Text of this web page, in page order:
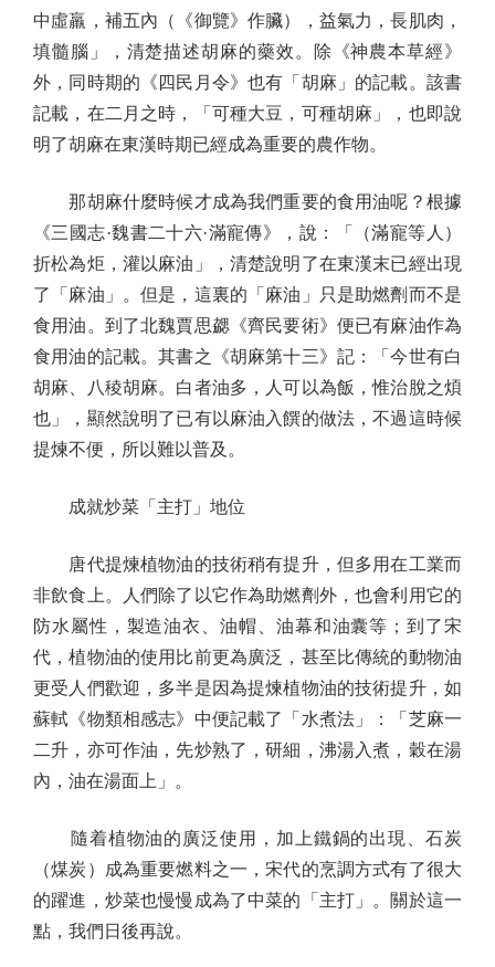
中虛羸，補五內（《御覽》作臟），益氣力，長肌肉，
填髓腦」，清楚描述胡麻的藥效。除《神農本草經》
外，同時期的《四民月令》也有「胡麻」的記載。該書
記載，在二月之時，「可種大豆，可種胡麻」，也即說
明了胡麻在東漢時期已經成為重要的農作物。
那胡麻什麼時候才成為我們重要的食用油呢？根據
《三國志·魏書二十六·滿寵傳》，說：「（滿寵等人）
折松為炬，灌以麻油」，清楚說明了在東漢末已經出現
了「麻油」。但是，這裏的「麻油」只是助燃劑而不是
食用油。到了北魏賈思勰《齊民要術》便已有麻油作為
食用油的記載。其書之《胡麻第十三》記：「今世有白
胡麻、八稜胡麻。白者油多，人可以為飯，惟治脫之煩
也」，顯然說明了已有以麻油入饌的做法，不過這時候
提煉不便，所以難以普及。
成就炒菜「主打」地位
唐代提煉植物油的技術稍有提升，但多用在工業而
非飲食上。人們除了以它作為助燃劑外，也會利用它的
防水屬性，製造油衣、油帽、油幕和油囊等；到了宋
代，植物油的使用比前更為廣泛，甚至比傳統的動物油
更受人們歡迎，多半是因為提煉植物油的技術提升，如
蘇軾《物類相感志》中便記載了「水煮法」：「芝麻一
二升，亦可作油，先炒熟了，研細，沸湯入煮，穀在湯
內，油在湯面上」。
隨着植物油的廣泛使用，加上鐵鍋的出現、石炭
（煤炭）成為重要燃料之一，宋代的烹調方式有了很大
的躍進，炒菜也慢慢成為了中菜的「主打」。關於這一
點，我們日後再說。